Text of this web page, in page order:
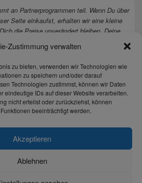
Zustimmung verwalten
zu bieten, verwenden wir Technologien wie
zu speichern und/oder darauf
Technologien zustimmst, können wir Daten
eindeutige IDs auf dieser Website verarbeiten.
nicht erteilst oder zurückziehst, können
beeinträchtigt werden.
Akzeptieren
Ablehnen
an Partnerprogrammen teil. Wenn Du über
Seite einkaufst, erhalten wir eine kleine
die Preise unverändert bleiben. Deine